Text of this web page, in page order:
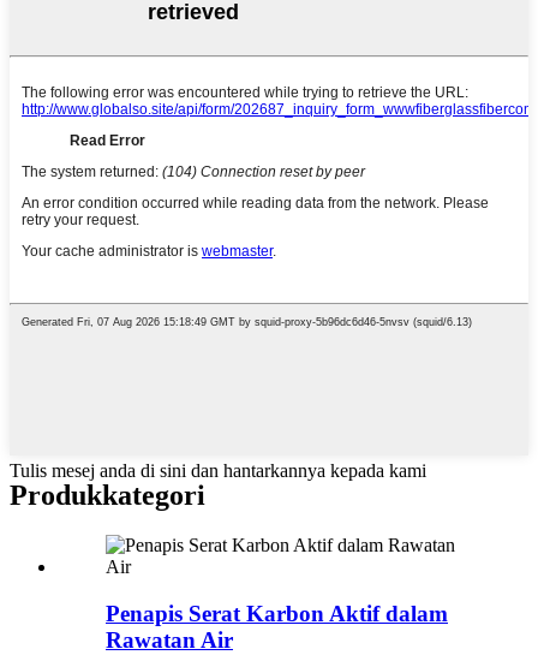
Tulis mesej anda di sini dan hantarkannya kepada kami
Produkkategori
Penapis Serat Karbon Aktif dalam
Rawatan Air